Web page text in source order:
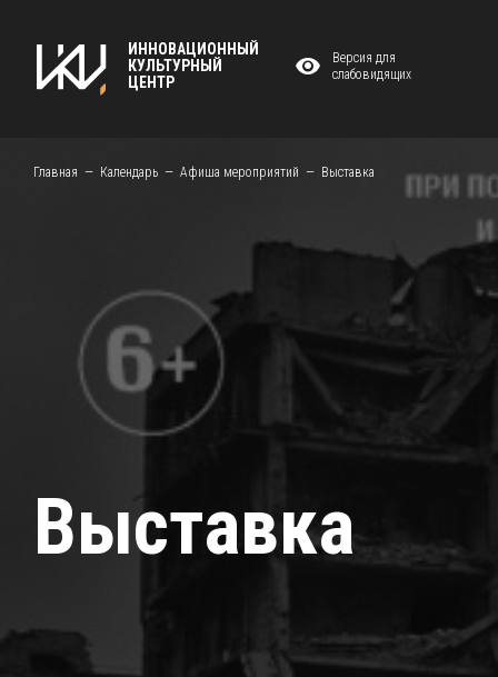
ИННОВАЦИОННЫЙ
КУЛЬТУРНЫЙ
ЦЕНТР
Версия для
слабовидящих
Главная Календарь Афиша мероприятий Выставка
Выставка